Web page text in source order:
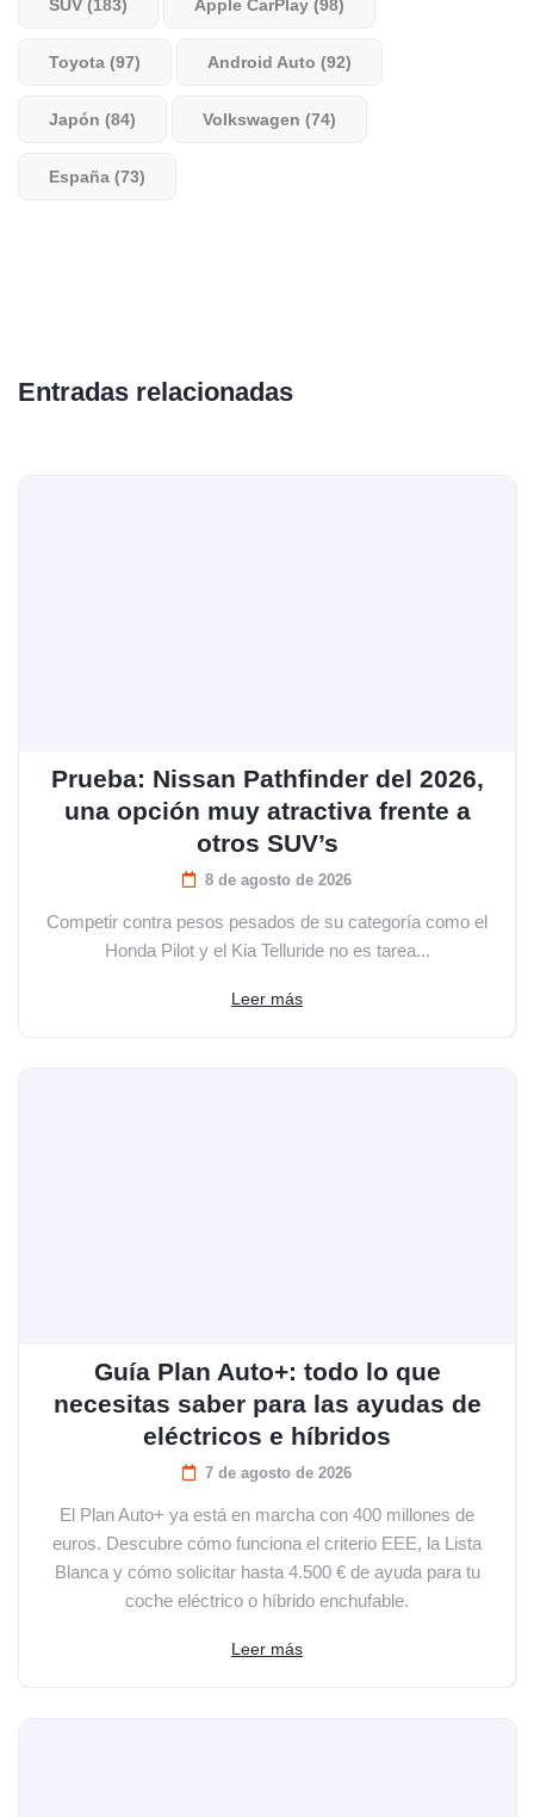
SUV (183) Apple CarPlay (98)
Toyota (97) Android Auto (92)
Japón (84) Volkswagen (74)
España (73)
Entradas relacionadas
Prueba: Nissan Pathfinder del 2026,
una opción muy atractiva frente a
otros SUV’s
8 de agosto de 2026
Competir contra pesos pesados de su categoría como el
Honda Pilot y el Kia Telluride no es tarea...
Leer más
Guía Plan Auto+: todo lo que
necesitas saber para las ayudas de
eléctricos e híbridos
7 de agosto de 2026
El Plan Auto+ ya está en marcha con 400 millones de
euros. Descubre cómo funciona el criterio EEE, la Lista
Blanca y cómo solicitar hasta 4.500 € de ayuda para tu
coche eléctrico o híbrido enchufable.
Leer más